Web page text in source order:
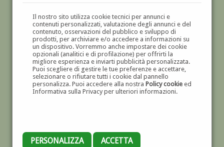
Il nostro sito utilizza cookie tecnici per annunci e
contenuti personalizzati, valutazione degli annunci e del
contenuto, osservazioni del pubblico e sviluppo di
prodotti, per archiviare e/o accedere a informazioni su
un dispositivo. Vorremmo anche impostare dei cookie
opzionali (analitici e di profilazione) per offrirti la
migliore esperienza e inviarti pubblicità personalizzata.
Puoi scegliere di gestire le tue preferenze e accettare,
selezionare o rifiutare tutti i cookie dal pannello
personalizza. Puoi accedere alla nostra Policy cookieed
Informativa sulla Privacy per ulteriori informazioni.
PERSONALIZZA ACCETTA
GALLERIAD'ARTE
DIPINTI E SCULTURE '800 E '900